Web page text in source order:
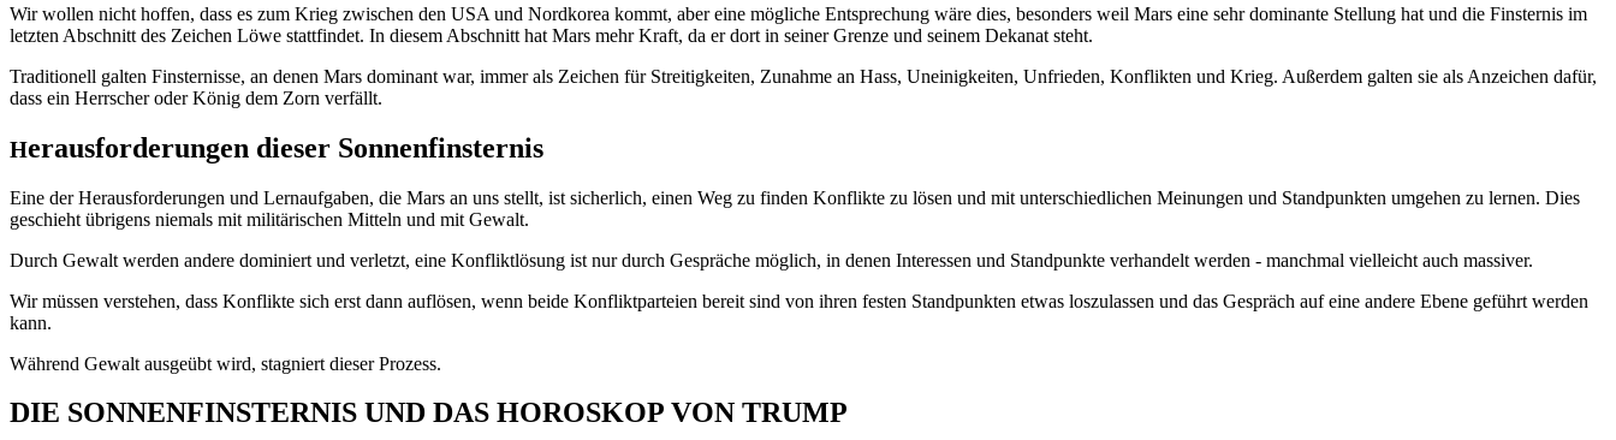
Wir wollen nicht hoffen, dass es zum Krieg zwischen den USA und Nordkorea kommt, aber eine mögliche Entsprechung wäre dies, besonders weil Mars eine sehr dominante Stellung hat und die Finsternis im
letzten Abschnitt des Zeichen Löwe stattfindet. In diesem Abschnitt hat Mars mehr Kraft, da er dort in seiner Grenze und seinem Dekanat steht.
Traditionell galten Finsternisse, an denen Mars dominant war, immer als Zeichen für Streitigkeiten, Zunahme an Hass, Uneinigkeiten, Unfrieden, Konflikten und Krieg. Außerdem galten sie als Anzeichen dafür,
dass ein Herrscher oder König dem Zorn verfällt.
Herausforderungen dieser Sonnenfinsternis
Eine der Herausforderungen und Lernaufgaben, die Mars an uns stellt, ist sicherlich, einen Weg zu finden Konflikte zu lösen und mit unterschiedlichen Meinungen und Standpunkten umgehen zu lernen. Dies
geschieht übrigens niemals mit militärischen Mitteln und mit Gewalt.
Durch Gewalt werden andere dominiert und verletzt, eine Konfliktlösung ist nur durch Gespräche möglich, in denen Interessen und Standpunkte verhandelt werden - manchmal vielleicht auch massiver.
Wir müssen verstehen, dass Konflikte sich erst dann auflösen, wenn beide Konfliktparteien bereit sind von ihren festen Standpunkten etwas loszulassen und das Gespräch auf eine andere Ebene geführt werden
kann.
Während Gewalt ausgeübt wird, stagniert dieser Prozess.
DIE SONNENFINSTERNIS UND DAS HOROSKOP VON TRUMP